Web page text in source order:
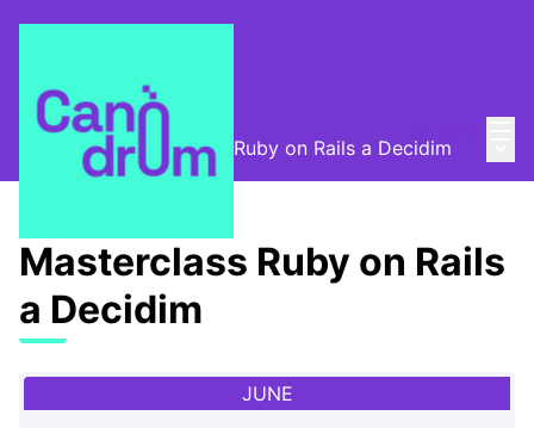
Meetings Masterclass Ruby on Rails a Decidim
Masterclass Ruby on Rails
a Decidim
JUNE